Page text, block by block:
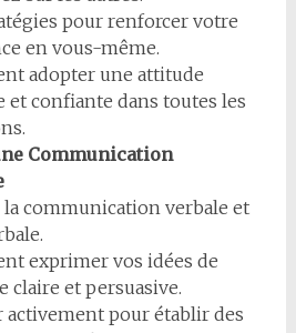
pour renforcer votre
en vous-même.
adopter une attitude
et confiante dans toutes les
Communication
la communication verbale et
exprimer vos idées de
claire et persuasive.
activement pour établir des